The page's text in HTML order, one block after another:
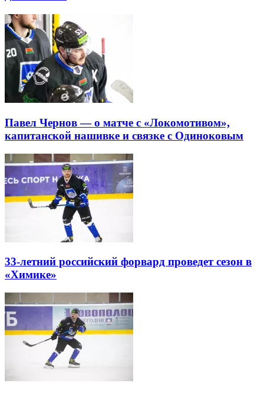
Павел Чернов — о матче с «Локомотивом»,
капитанской нашивке и связке с Одиноковым
33-летний российский форвард проведет сезон в
«Химике»